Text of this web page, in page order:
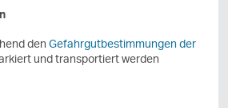
den Gefahrgutbestimmungen der
und transportiert werden